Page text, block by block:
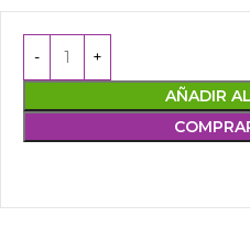
AÑADIR